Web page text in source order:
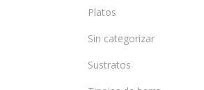
Platos
Sin categorizar
Sustratos